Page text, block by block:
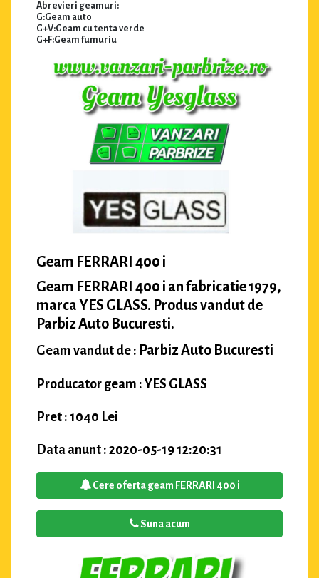
Abrevieri geamuri:
G:Geam auto
G+V:Geam cu tenta verde
G+F:Geam fumuriu
Geam FERRARI 400 i
Geam FERRARI 400 i an fabricatie 1979,
marca YES GLASS. Produs vandut de
Parbiz Auto Bucuresti.
Geam vandut de : Parbiz Auto Bucuresti
Producator geam : YES GLASS
Pret : 1040 Lei
Data anunt : 2020-05-19 12:20:31
Cere oferta geam FERRARI 400 i
Suna acum